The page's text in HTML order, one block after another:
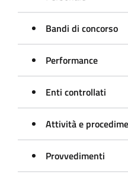
Bandi di concorso
Performance
Enti controllati
Attività e
Provvedimenti